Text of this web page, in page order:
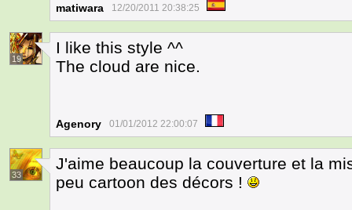
matiwara 12/20/2011 20:38:25
19
I like this style ^^
The cloud are nice.
Agenory 01/01/2012 22:00:07
33
J'aime beaucoup la couverture et la
peu cartoon des décors !